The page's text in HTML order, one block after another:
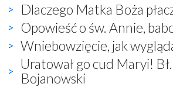
Dlaczego Matka Boża
Opowieść o św. Annie,
Wniebowzięcie, jak
Uratował go cud Maryi!
Bojanowski